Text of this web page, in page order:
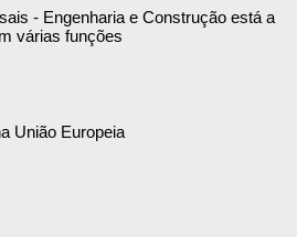
- Engenharia e Construção está a
várias funções
União Europeia